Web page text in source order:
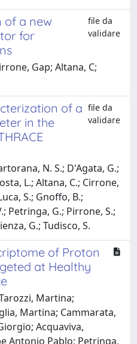
of a new
for
file da
validare
Gap; Altana, C;
of a
in the
file da
validare
N. S.; D'Agata, G.;
L.; Altana, C.; Cirrone,
S.; Gnoffo, B.;
Petringa, G.; Pirrone, S.;
G.; Tudisco, S.
of Proton
at Healthy
Martina;
Martina; Cammarata,
Acquaviva,
Antonio Pablo; Petringa,